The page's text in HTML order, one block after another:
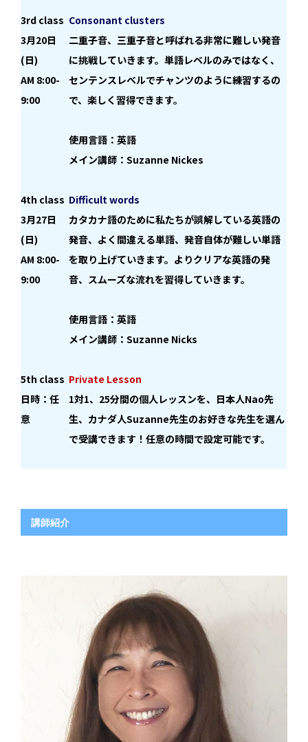
3rd class
3月20日
(日)
AM 8:00-
9:00
Consonant clusters
二重子音、三重子音と呼ばれる非常に難しい発音
に挑戦していきます。単語レベルのみではなく、
センテンスレベルでチャンツのように練習するの
で、楽しく習得できます。
使用言語：英語
メイン講師：Suzanne Nickes
4th class
3月27日
(日)
AM 8:00-
9:00
Difficult words
カタカナ語のために私たちが誤解している英語の
発音、よく間違える単語、発音自体が難しい単語
を取り上げていきます。よりクリアな英語の発
音、スムーズな流れを習得していきます。
使用言語：英語
メイン講師：Suzanne Nicks
5th class
日時：任
意
Private Lesson
1対1、25分間の個人レッスンを、日本人Nao先
生、カナダ人Suzanne先生のお好きな先生を選ん
で受講できます！任意の時間で設定可能です。
講師紹介